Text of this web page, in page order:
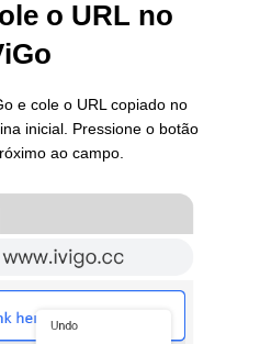
o URL no
e cole o URL copiado no
inicial. Pressione o botão
ao campo.